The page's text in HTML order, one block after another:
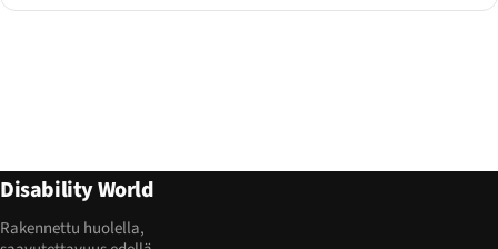
Disability World
Rakennettu huolella,